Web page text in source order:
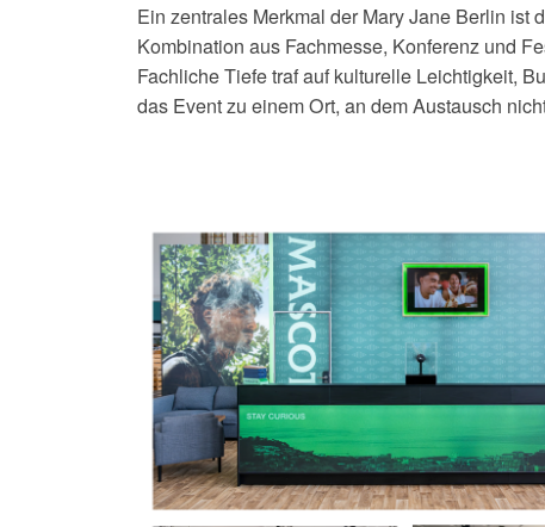
Ein zentrales Merkmal der Mary Jane Berlin
Kombination aus Fachmesse, Konferenz und
Fachliche Tiefe traf auf kulturelle Leichtigkeit,
das Event zu einem Ort, an dem Austausch